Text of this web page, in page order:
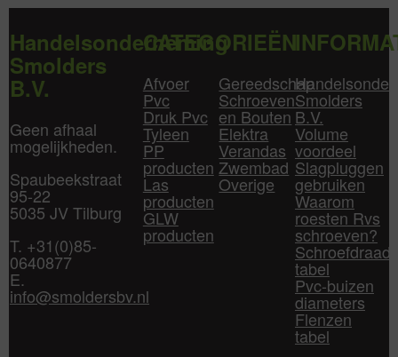
Handelsonderneming
Smolders
B.V.
Geen afhaal
mogelijkheden.
Spaubeekstraat
95-22
5035 JV Tilburg
T. +31(0)85-
0640877
E.
info@smoldersbv.nl
CATEGORIEËN
Afvoer
Pvc
Druk Pvc
Tyleen
PP
producten
Las
producten
GLW
producten
Gereedschap
Schroeven
en Bouten
Elektra
Verandas
Zwembad
Overige
Smolders
B.V.
Volume
voordeel
Slagpluggen
gebruiken
Waarom
roesten Rvs
schroeven?
Schroefdraad
tabel
Pvc-buizen
diameters
Flenzen
tabel